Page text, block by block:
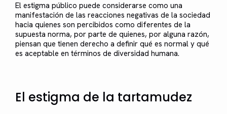
El estigma público puede considerarse como una
manifestación de las reacciones negativas de la sociedad
hacia quienes son percibidos como diferentes de la
supuesta norma, por parte de quienes, por alguna razón,
piensan que tienen derecho a definir qué es normal y qué
es aceptable en términos de diversidad humana.
El estigma de la tartamudez